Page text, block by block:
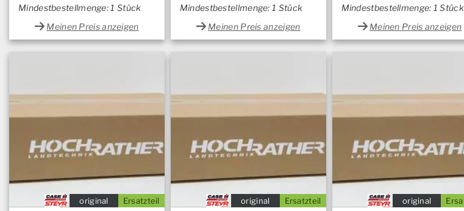
Mindestbestellmenge: 1 Stück
Meinen Preis anzeigen
Mindestbestellmenge: 1 Stück
Meinen Preis anzeigen
Mindestbestellmenge: 1 Stück
Meinen Preis anzeigen
Ersatzteil
original Ersatzteil
original original